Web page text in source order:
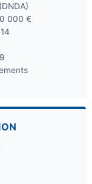
000 €